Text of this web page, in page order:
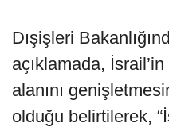
Dışişleri
açıklamada,
alanını
olduğu belirtilerek,